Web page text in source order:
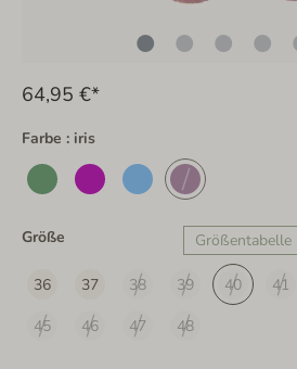
64,95 €*
Farbe : iris
Größe Größentabelle
36 37 38 39 40 41
45
46 47 48